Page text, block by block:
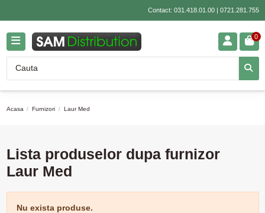
Contact: 031.418.01.00| 0721.281.755
0
Acasa Furnizori Laur Med
Lista produselor dupa furnizor
Laur Med
Nu exista produse.